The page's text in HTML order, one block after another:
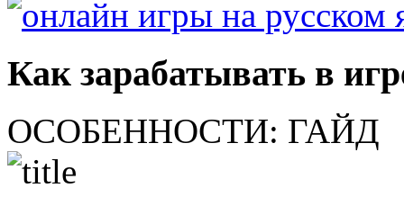
Как зарабатывать в
ОСОБЕННОСТИ: ГАЙД